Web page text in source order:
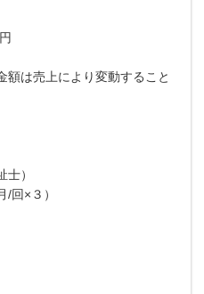
額は売上により変動すること
）
回×３）